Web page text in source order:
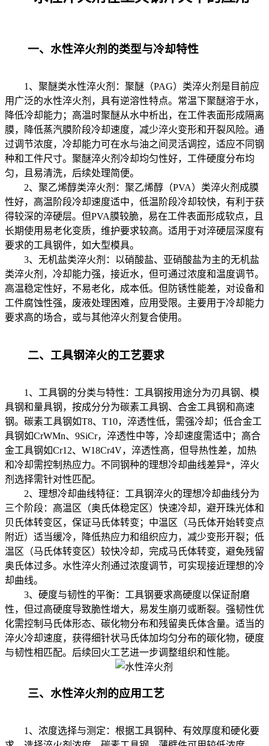
一、水性淬火剂的类型与冷却特性
1、聚醚类水性淬火剂：聚醚（PAG）类淬火剂是目前应
用广泛的水性淬火剂，具有逆溶性特点。常温下聚醚溶于水，
降低冷却能力；高温时聚醚从水中析出，在工件表面形成隔离
膜，降低蒸汽膜阶段冷却速度，减少淬火变形和开裂风险。通
过调节浓度，冷却能力可在水与油之间灵活调控，适应不同钢
种和工件尺寸。聚醚淬火剂冷却均匀性好，工件硬度分布均
匀，且易清洗，后续处理简便。
2、聚乙烯醇类淬火剂：聚乙烯醇（PVA）类淬火剂成膜
性好，高温阶段冷却速度适中，低温阶段冷却较快，有利于获
得较深的淬硬层。但PVA膜较脆，易在工件表面形成软点，且
长期使用易老化变质，维护要求较高。适用于对淬硬层深度有
要求的工具钢件，如大型模具。
3、无机盐类淬火剂：以硝酸盐、亚硝酸盐为主的无机盐
类淬火剂，冷却能力强，接近水，但可通过浓度和温度调节。
高温稳定性好，不易老化，成本低。但防锈性能差，对设备和
工件腐蚀性强，废液处理困难，应用受限。主要用于冷却能力
要求高的场合，或与其他淬火剂复合使用。
二、工具钢淬火的工艺要求
1、工具钢的分类与特性：工具钢按用途分为刃具钢、模
具钢和量具钢，按成分分为碳素工具钢、合金工具钢和高速
钢。碳素工具钢如T8、T10，淬透性低，需强冷却；低合金工
具钢如CrWMn、9SiCr，淬透性中等，冷却速度需适中；高合
金工具钢如Cr12、W18Cr4V，淬透性高，但导热性差，加热
和冷却需控制热应力。不同钢种的理想冷却曲线差异*，淬火
剂选择需针对性匹配。
2、理想冷却曲线特征：工具钢淬火的理想冷却曲线分为
三个阶段：高温区（奥氏体稳定区）快速冷却，避开珠光体和
贝氏体转变区，保证马氏体转变；中温区（马氏体开始转变点
附近）适当缓冷，降低热应力和组织应力，减少变形开裂；低
温区（马氏体转变区）较快冷却，完成马氏体转变，避免残留
奥氏体过多。水性淬火剂通过浓度调节，可实现接近理想的冷
却曲线。
3、硬度与韧性的平衡：工具钢要求高硬度以保证耐磨
性，但过高硬度导致脆性增大，易发生崩刃或断裂。强韧性优
化需控制马氏体形态、碳化物分布和残留奥氏体含量。适当的
淬火冷却速度，获得细针状马氏体加均匀分布的碳化物，硬度
与韧性相匹配。后续回火工艺进一步调整组织和性能。
三、水性淬火剂的应用工艺
1、浓度选择与测定：根据工具钢种、有效厚度和硬化要